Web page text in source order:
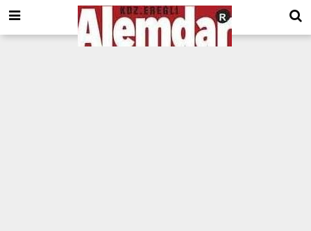
google.com, pub-8201930440372555, DIRECT, f08c47fec0942fa0